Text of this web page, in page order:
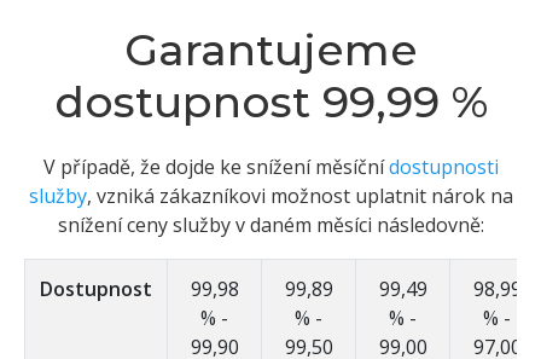
Garantujeme
dostupnost 99,99 %
V případě, že dojde ke snížení měsíčnídostupnosti
služby, vzniká zákazníkovi možnost uplatnit nárok na
snížení ceny služby v daném měsíci následovně:
Dostupnost
99,98
% -
99,90
99,89
% -
99,50
99,49
% -
99,00
98,99
% -
97,00